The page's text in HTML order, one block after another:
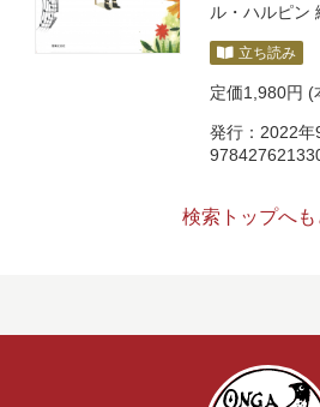
ル・ハルピン
立ち読み
定価1,980円 (
発行：2022年
検索トップへも